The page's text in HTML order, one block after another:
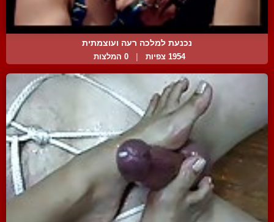
נכנעת למלכה רעה ועוצמתית
1954 צפיות 0 המלצות